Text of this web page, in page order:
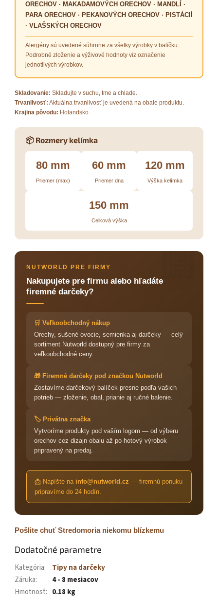
ORECHOV · MAKADAMOVÝCH ORECHOV · MANDLÍ ·
PARA ORECHOV · PEKANOVÝCH ORECHOV · PISTÁCIÍ
· VLAŠSKÝCH ORECHOV
Alergény sú uvedené súhrnne za všetky výrobky v balíčku.
Podrobné zloženie a výživové hodnoty viz označenie
jednotlivých výrobkov.
Skladovanie: Skladujte v suchu, tme a chlade.
Trvanlivosť: Aktuálna trvanlivosť je uvedená na obale produktu.
Krajina pôvodu: Holandsko
📦 Rozmery kelímka
80 mm
Priemer (max)
60 mm
Priemer dna
120 mm
Výška kelímka
150 mm
Celková výška
🏢
NUTWORLD PRE FIRMY
Nakupujete pre firmu alebo hľadáte
firemné darčeky?
🛒 Veľkoobchodný nákup
Orechy, sušené ovocie, semienka aj darčeky — celý
sortiment Nutworld dostupný pre firmy za
veľkoobchodné ceny.
🎁 Firemné darčeky pod značkou Nutworld
Zostavíme darčekový balíček presne podľa vašich
potrieb — zloženie, obal, prianie aj ručné balenie.
🏷️ Privátna značka
Vytvoríme produkty pod vaším logom — od výberu
orechov cez dizajn obalu až po hotový výrobok
pripravený na predaj.
📩 Napíšte na info@nutworld.cz — firemnú ponuku
pripravíme do 24 hodín.
Pošlite chuť Stredomoria niekomu blízkemu
Dodatočné parametre
Kategória:
Tipy na darčeky
Záruka:
4 - 8 mesiacov
Hmotnosť: 0.18 kg